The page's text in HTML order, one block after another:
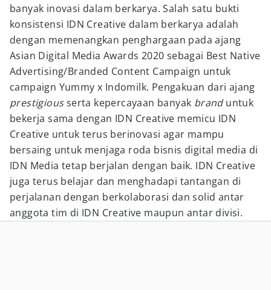
banyak inovasi dalam berkarya. Salah satu bukti
konsistensi IDN Creative dalam berkarya adalah
dengan memenangkan penghargaan pada ajang
Asian Digital Media Awards 2020 sebagai Best Native
Advertising/Branded Content Campaign untuk
campaign Yummy x Indomilk. Pengakuan dari ajang
prestigiousserta kepercayaan banyak branduntuk
bekerja sama dengan IDN Creative memicu IDN
Creative untuk terus berinovasi agar mampu
bersaing untuk menjaga roda bisnis digital media di
IDN Media tetap berjalan dengan baik. IDN Creative
juga terus belajar dan menghadapi tantangan di
perjalanan dengan berkolaborasi dan solid antar
anggota tim di IDN Creative maupun antar divisi.